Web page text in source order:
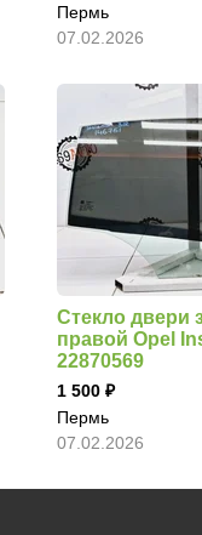
Пермь
07.02.2026
Стекло двери
правой Opel
22870569
1 500
Пермь
07.02.2026